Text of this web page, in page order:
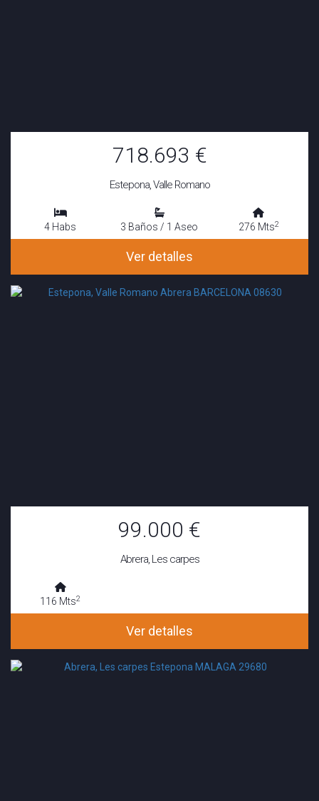
718.693 €
Estepona, Valle Romano
4 Habs 3 Baños / 1 Aseo 276 Mts2
Ver detalles
99.000 €
Abrera, Les carpes
116 Mts2
Ver detalles